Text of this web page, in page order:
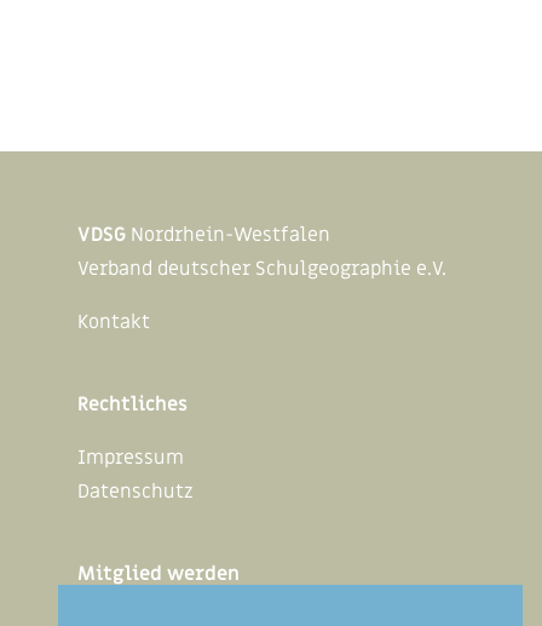
VDSG Nordrhein-Westfalen
Verband deutscher Schulgeographie e.V.
Kontakt
Rechtliches
Impressum
Datenschutz
Mitglied werden